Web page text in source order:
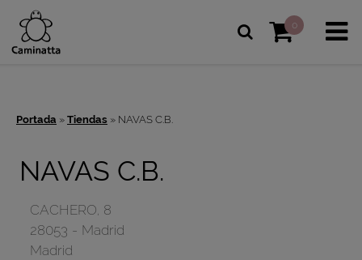
0
Portada » Tiendas » NAVAS C.B.
NAVAS C.B.
CACHERO, 8
28053 - Madrid
Madrid